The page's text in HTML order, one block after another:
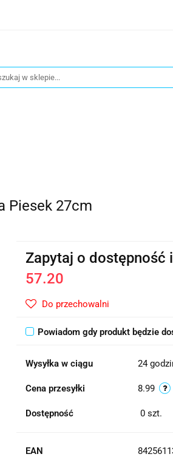
Piesek 27cm
Zapytaj o dostępność
57.20
Do przechowalni
Powiadom gdy produkt będzie
Wysyłka w ciągu 24
Cena przesyłki 8.99
Dostępność 0 szt.
EAN